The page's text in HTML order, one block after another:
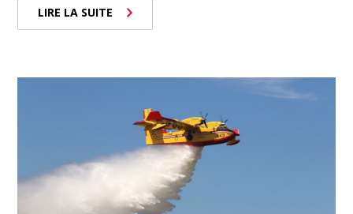
LIRE LA SUITE